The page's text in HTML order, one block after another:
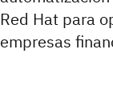
Red Hat para
empresas